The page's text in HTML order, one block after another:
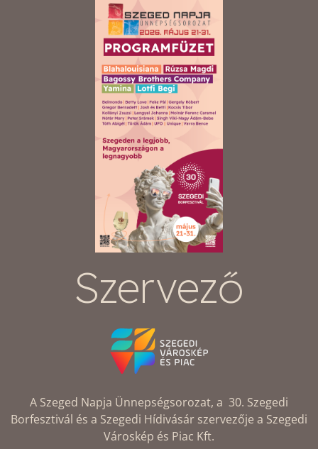
Szervező
A Szeged Napja Ünnepségsorozat, a 30. Szegedi
Borfesztivál és a Szegedi Hídivásár szervezője a Szegedi
Városkép és Piac Kft.